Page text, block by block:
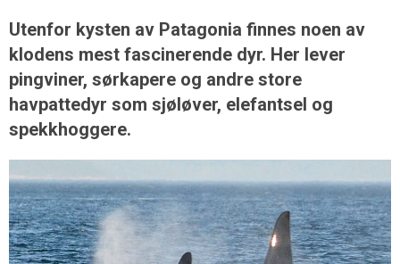
Utenfor kysten av Patagonia finnes noen av
klodens mest fascinerende dyr. Her lever
pingviner, sørkapere og andre store
havpattedyr som sjøløver, elefantsel og
spekkhoggere.